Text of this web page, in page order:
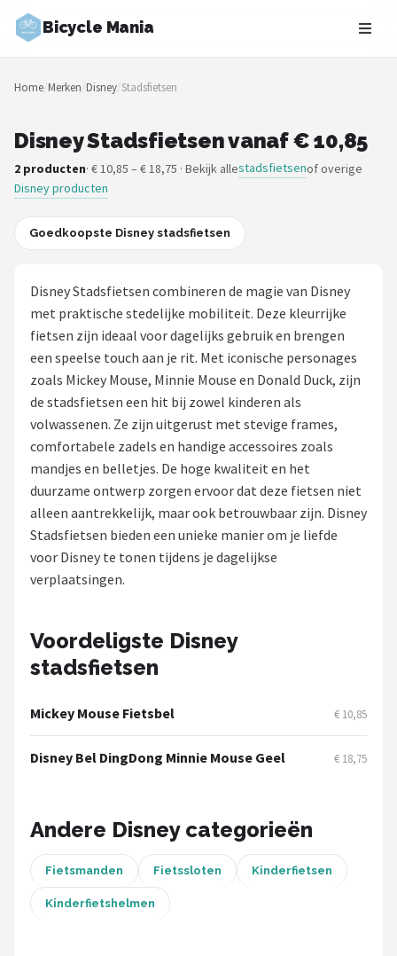
Bicycle Mania
Zoeken
NAVIGATIE
Merken
Blog
Kinderfietsen
Stadsfietsen
Elektrische fietsen
Mountainbikes
Shop
Basil
Volare
AXA
New Looxs
BBB Cycling
Shimano
Home/Merken/Disney/Stadsfietsen
Disney Stadsfietsen vanaf € 10,85
2 producten· € 10,85 – € 18,75 · Bekijk allestadsfietsenof overige
Disney producten
Goedkoopste Disney stadsfietsen
Disney Stadsfietsen combineren de magie van Disney
met praktische stedelijke mobiliteit. Deze kleurrijke
fietsen zijn ideaal voor dagelijks gebruik en brengen
een speelse touch aan je rit. Met iconische personages
zoals Mickey Mouse, Minnie Mouse en Donald Duck, zijn
de stadsfietsen een hit bij zowel kinderen als
volwassenen. Ze zijn uitgerust met stevige frames,
comfortabele zadels en handige accessoires zoals
mandjes en belletjes. De hoge kwaliteit en het
duurzame ontwerp zorgen ervoor dat deze fietsen niet
alleen aantrekkelijk, maar ook betrouwbaar zijn. Disney
Stadsfietsen bieden een unieke manier om je liefde
voor Disney te tonen tijdens je dagelijkse
verplaatsingen.
Voordeligste Disney
stadsfietsen
Mickey Mouse Fietsbel € 10,85
Disney Bel DingDong Minnie Mouse Geel € 18,75
Andere Disney categorieën
Fietsmanden Fietssloten Kinderfietsen
Kinderfietshelmen